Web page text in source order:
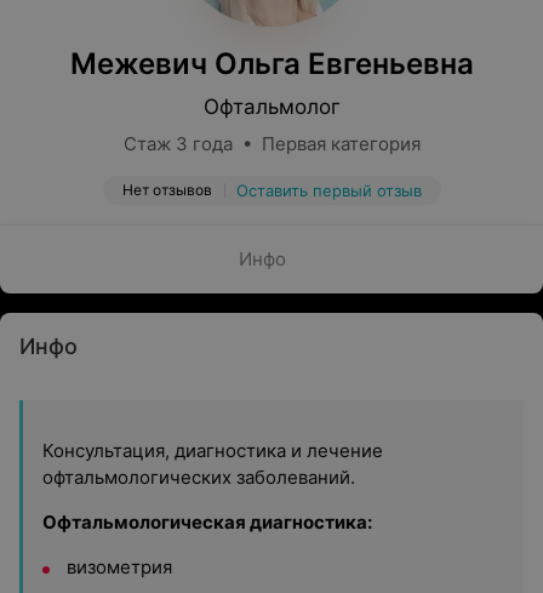
Межевич Ольга Евгеньевна
Офтальмолог
Стаж 3 года • Первая категория
Нет отзывов Оставить первый отзыв
Инфо
Инфо
Консультация, диагностика и лечение
офтальмологических заболеваний.
Офтальмологическая диагностика:
визометрия